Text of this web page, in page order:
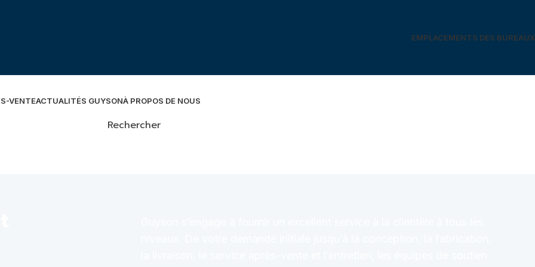
EMPLACEMENTS DES BUREAUX
VENTEACTUALITÉS GUYSONÀ PROPOS DE NOUS
Rechercher